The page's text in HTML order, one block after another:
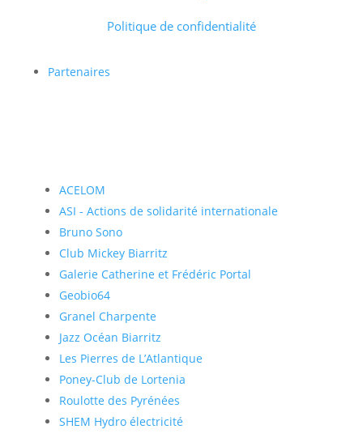
Politique de confidentialité
Partenaires
ACELOM
ASI - Actions de solidarité internationale
Bruno Sono
Club Mickey Biarritz
Galerie Catherine et Frédéric Portal
Geobio64
Granel Charpente
Jazz Océan Biarritz
Les Pierres de L’Atlantique
Poney-Club de Lortenia
Roulotte des Pyrénées
SHEM Hydro électricité